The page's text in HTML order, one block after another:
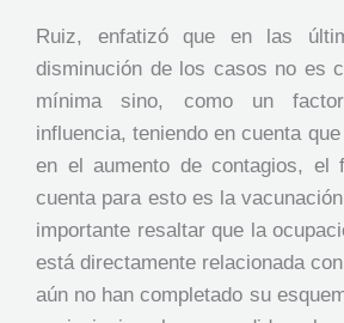
Ruiz, enfatizó que en las
disminución de los casos no es
mínima sino, como un
influencia, teniendo en cuenta
en el aumento de contagios, el
cuenta para esto es la
importante resaltar que la
está directamente relacionada
aún no han completado su